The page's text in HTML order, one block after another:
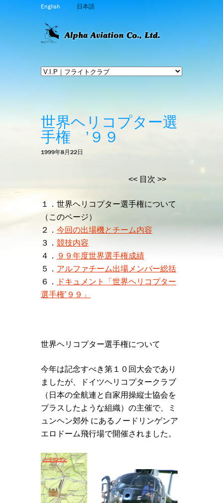
English 日本語
世界ヘリコプター選
手権 ’９９
1999年8月22日
<< 目次 >>
１．世界ヘリコプター選手権について
（このページ）
２． 今回の出場機とチーム内容
３． 競技内容
４．
９９年度世界選手権成績
５． アルファチーム出場メンバー総括
６．
ドキュメント「世界ヘリコプター
選手権’９９」
世界ヘリコプター選手権について
今年は記念すべき第１０回大会であり
ましたが、ドイツヘリコプタークラブ
（日本の全航連と自家用操縦士協会を
プラスしたような組織）の主催で、ミ
ュンヘン郊外 にあるノードリンゲンア
エロドーム飛行場で開催されました。